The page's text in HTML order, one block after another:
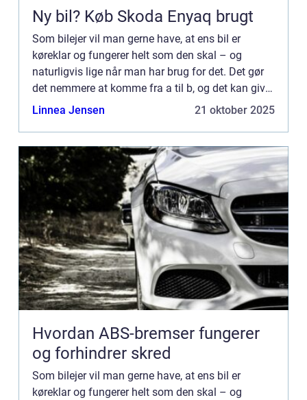
Ny bil? Køb Skoda Enyaq brugt
Som bilejer vil man gerne have, at ens bil er
køreklar og fungerer helt som den skal – og
naturligvis lige når man har brug for det. Det gør
det nemmere at komme fra a til b, og det kan give
én, en stor fleksibilitet ...
Linnea Jensen 21 oktober 2025
Hvordan ABS-bremser fungerer
og forhindrer skred
Som bilejer vil man gerne have, at ens bil er
køreklar og fungerer helt som den skal – og